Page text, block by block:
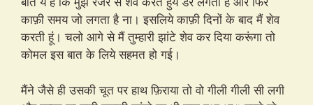
काफ़ी समय जो लगता है ना। इसलिये काफ़ी दिनों के बाद मैं शेव
करती हूं। चलो आगे से मैं तुम्हारी झांटे शेव कर दिया करूंगा तो
कोमल इस बात के लिये सहमत हो गई।
मैंने जैसे ही उसकी चूत पर हाथ फ़िराया तो वो गीली गीली सी लगी